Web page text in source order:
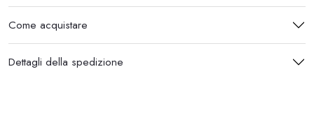
Come acquistare
Dettagli della spedizione